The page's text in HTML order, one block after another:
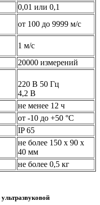
0,01 или 0,1
от 100 до 9999 м/с
1 м/с
20000 измерений
220 В 50 Гц
4,2 В
не менее 12 ч
от -10 до +50 °С
IP 65
не более 150 х 90 х
40 мм
не более 0,5 кг